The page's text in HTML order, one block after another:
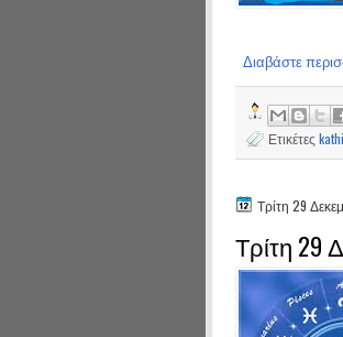
Διαβάστε
Ετικέτες
Τρίτη 29
Τρίτη 29